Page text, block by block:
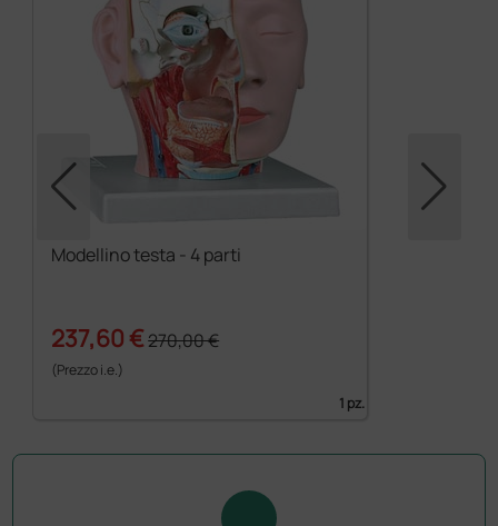
Modellino testa - 4 parti
237,60 €270,00 €
(Prezzo i.e.)
1 pz.